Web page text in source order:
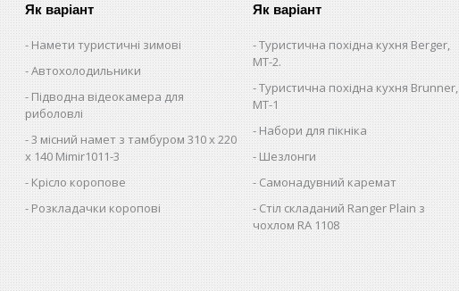
Як варіант
Намети туристичні зимові
Автохолодильники
Підводна відеокамера для
риболовлі
3 місний намет з тамбуром 310 х 220
х 140 Mimir1011-3
Крісло коропове
Розкладачки коропові
Як варіант
Туристична похідна кухня Berger,
MT-2.
Туристична похідна кухня Brunner,
MT-1
Набори для пікніка
Шезлонги
Самонадувний каремат
Стіл складаний Ranger Plain з
чохлом RA 1108